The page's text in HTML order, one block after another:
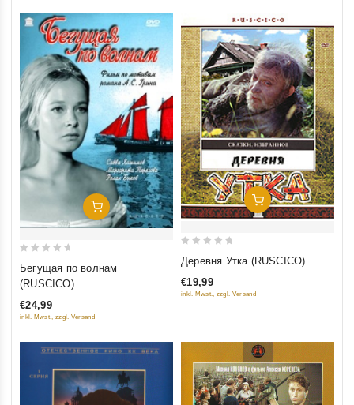
Добавить В Корзину
5
Бегущая по волнам
(RUSCICO)
€24,99
inkl. Mwst., zzgl. Versand
Добавить В Корзину
out
of
Деревня Утка (RUSCICO)
€19,99
inkl. Mwst., zzgl. Versand